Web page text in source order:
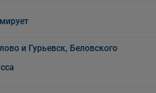
и Гурьевск, Беловского